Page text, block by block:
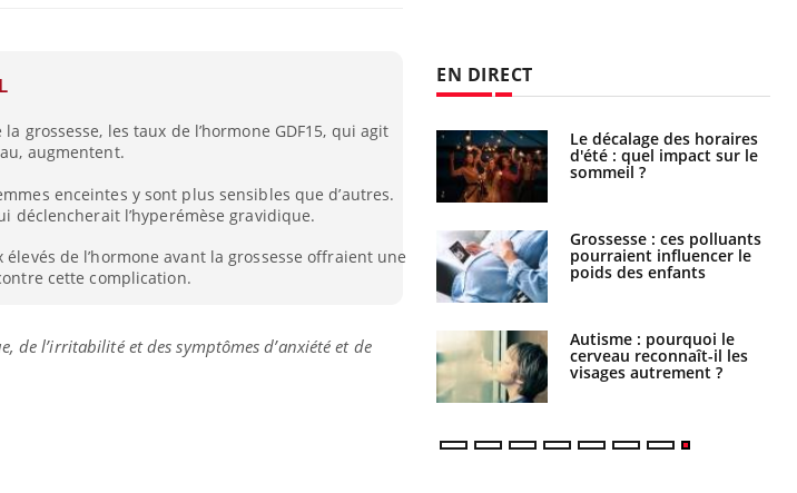
grossesse, les taux de l’hormone GDF15, qui agit
augmentent.
enceintes y sont plus sensibles que d’autres.
déclencherait l’hyperémèse gravidique.
élevés de l’hormone avant la grossesse offraient une
cette complication.
de l’irritabilité et des symptômes d’anxiété et de
EN DIRECT
Chikungunya, dengue,
West Nile : que se passe-
t-il dans le sud de la
Les médicaments GLP-1
protègent-ils aussi les os
?
Cytomégalovirus : ce qui
change dans la prise en
charge des femmes
enceintes